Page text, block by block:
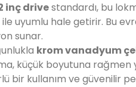
inç drivestandardı, bu
uyumlu hale getirir. Bu
sunar.
krom vanadyum
küçük boyutuna rağmen
bir kullanım ve güvenilir